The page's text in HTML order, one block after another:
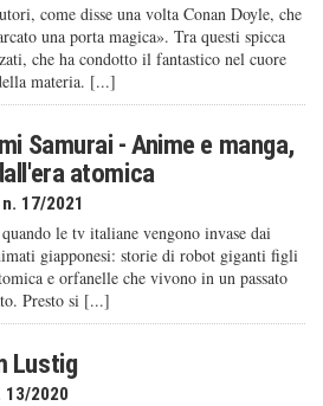
come disse una volta Conan Doyle, che
una porta magica». Tra questi spicca
che ha condotto il fantastico nel cuore
materia. [...]
Samurai - Anime e manga,
atomica
17/2021
le tv italiane vengono invase dai
giapponesi: storie di robot giganti figli
e orfanelle che vivono in un passato
Presto si [...]
Lustig
13/2020